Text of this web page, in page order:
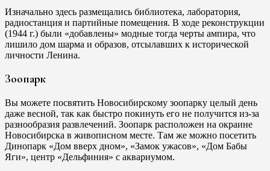
Изначально здесь размещались библиотека, лаборатория,
радиостанция и партийные помещения. В ходе реконструкции
(1944 г.) были «добавлены» модные тогда черты ампира, что
лишило дом шарма и образов, отсылавших к исторической
личности Ленина.
Зоопарк
Вы можете посвятить Новосибирскому зоопарку целый день
даже весной, так как быстро покинуть его не получится из-за
разнообразия развлечений. Зоопарк расположен на окраине
Новосибирска в живописном месте. Там же можно посетить
Динопарк «Дом вверх дном», «Замок ужасов», «Дом Бабы
Яги», центр «Дельфиния» с аквариумом.